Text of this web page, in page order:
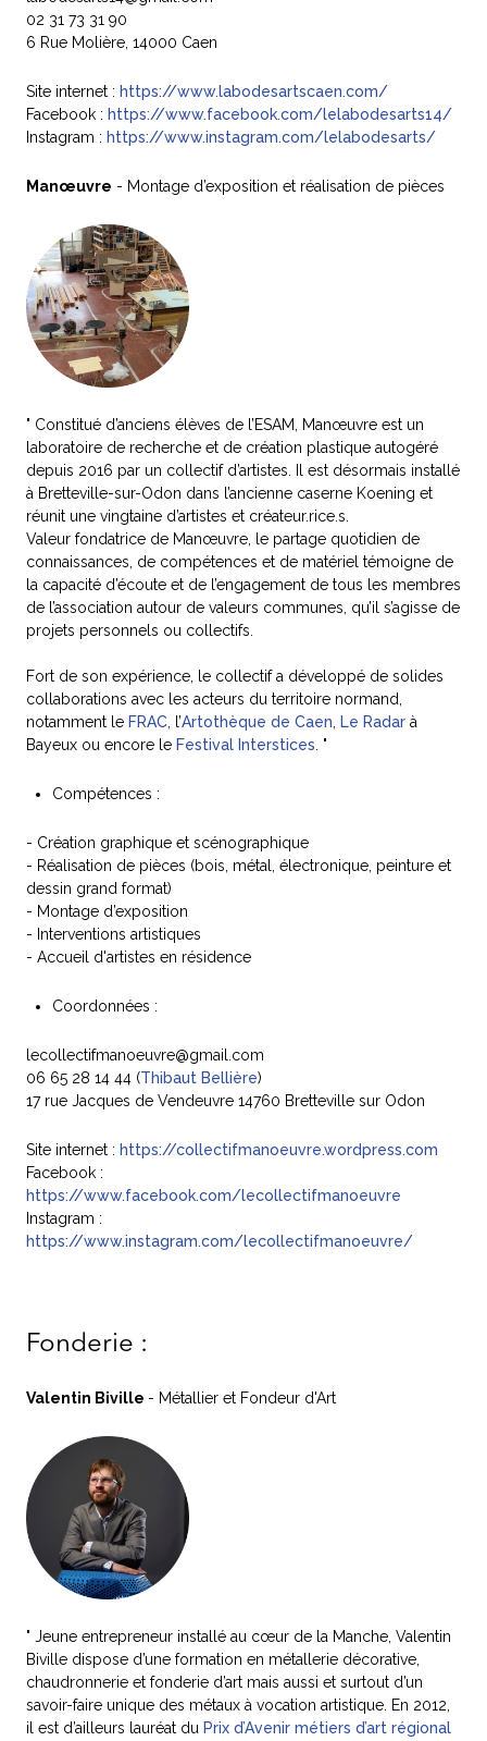
02 31 73 31 90
6 Rue Molière, 14000 Caen
Site internet : https://www.labodesartscaen.com/
Facebook : https://www.facebook.com/lelabodesarts14/
Instagram : https://www.instagram.com/lelabodesarts/
Manœuvre - Montage d’exposition et réalisation de pièces
" Constitué d’anciens élèves de l’ESAM, Manœuvre est un
laboratoire de recherche et de création plastique autogéré
depuis 2016 par un collectif d’artistes. Il est désormais installé
à Bretteville-sur-Odon dans l’ancienne caserne Koening et
réunit une vingtaine d’artistes et créateur.rice.s.
Valeur fondatrice de Manœuvre, le partage quotidien de
connaissances, de compétences et de matériel témoigne de
la capacité d’écoute et de l’engagement de tous les membres
de l’association autour de valeurs communes, qu’il s’agisse de
projets personnels ou collectifs.
Fort de son expérience, le collectif a développé de solides
collaborations avec les acteurs du territoire normand,
notamment le FRAC, l’Artothèque de Caen, Le Radar à
Bayeux ou encore le Festival Interstices. "
Compétences :
- Création graphique et scénographique
- Réalisation de pièces (bois, métal, électronique, peinture et
dessin grand format)
- Montage d’exposition
- Interventions artistiques
- Accueil d'artistes en résidence
Coordonnées :
lecollectifmanoeuvre@gmail.com
06 65 28 14 44 (Thibaut Bellière)
17 rue Jacques de Vendeuvre 14760 Bretteville sur Odon
Site internet : https://collectifmanoeuvre.wordpress.com
Facebook :
https://www.facebook.com/lecollectifmanoeuvre
Instagram :
https://www.instagram.com/lecollectifmanoeuvre/
Fonderie :
Valentin Biville - Métallier et Fondeur d'Art
" Jeune entrepreneur installé au cœur de la Manche, Valentin
Biville dispose d’une formation en métallerie décorative,
chaudronnerie et fonderie d’art mais aussi et surtout d’un
savoir-faire unique des métaux à vocation artistique. En 2012,
il est d’ailleurs lauréat du Prix d’Avenir métiers d’art régional